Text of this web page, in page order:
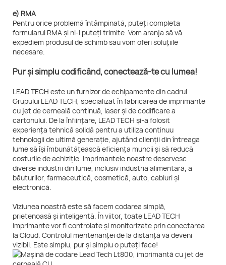
e) RMA
Pentru orice problemă întâmpinată, puteți completa
formularul RMA și ni-l puteți trimite. Vom aranja să vă
expediem produsul de schimb sau vom oferi soluțiile
necesare.
Pur și simplu codificând, conectează-te cu lumea!
LEAD TECH este un furnizor de echipamente din cadrul
Grupului LEAD TECH, specializat în fabricarea de imprimante
cu jet de cerneală continuă, laser și de codificare a
cartonului. De la înființare, LEAD TECH și-a folosit
experiența tehnică solidă pentru a utiliza continuu
tehnologii de ultimă generație, ajutând clienții din întreaga
lume să își îmbunătățească eficiența muncii și să reducă
costurile de achiziție. Imprimantele noastre deservesc
diverse industrii din lume, inclusiv industria alimentară, a
băuturilor, farmaceutică, cosmetică, auto, cabluri și
electronică.
Viziunea noastră este să facem codarea simplă,
prietenoasă și inteligentă. În viitor, toate LEAD TECH
imprimante vor fi controlate și monitorizate prin conectarea
la Cloud. Controlul mentenanței de la distanță va deveni
vizibil. Este simplu, pur și simplu o puteți face!